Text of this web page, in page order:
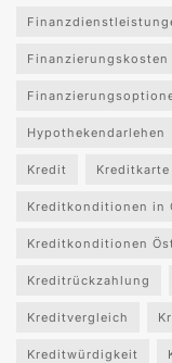
Finanzierungskosten
Hypothekendarlehen
Kredit Kreditkarte
Kreditkonditionen in
Kreditkonditionen
Kreditrückzahlung
Kreditvergleich
Kreditwürdigkeit